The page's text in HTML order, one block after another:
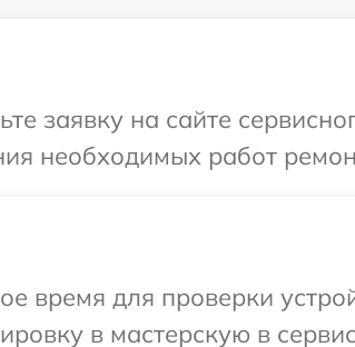
заявку на сайте
необходимых работ
время для проверки
в мастерскую в